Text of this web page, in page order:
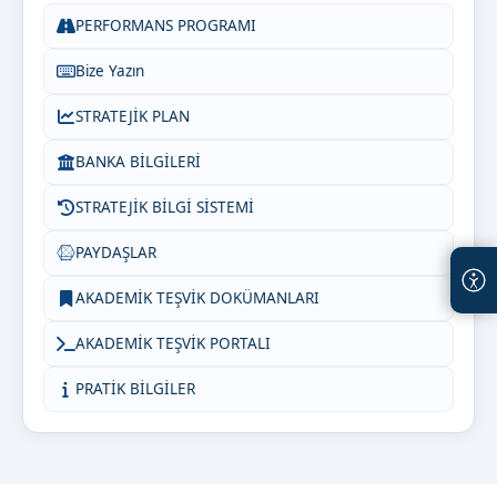
PERFORMANS PROGRAMI
Bize Yazın
STRATEJİK PLAN
BANKA BİLGİLERİ
STRATEJİK BİLGİ SİSTEMİ
PAYDAŞLAR
AKADEMİK TEŞVİK DOKÜMANLARI
AKADEMİK TEŞVİK PORTALI
PRATİK BİLGİLER